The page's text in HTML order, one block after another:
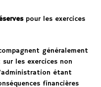
pour les exercices
généralement
les exercices non
étant
financières